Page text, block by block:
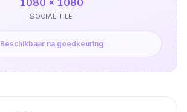
1080 × 1080
SOCIAL TILE
Beschikbaar na goedkeuring